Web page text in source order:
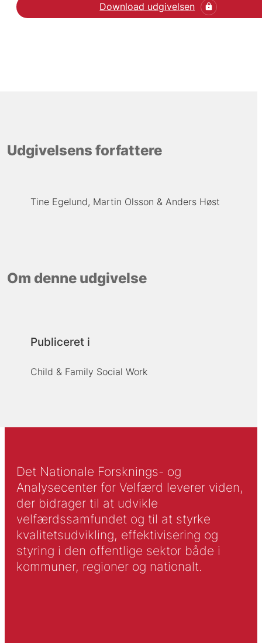
Download udgivelsen
Udgivelsens forfattere
Tine Egelund Martin Olsson Anders Høst
Om denne udgivelse
Publiceret i
Child & Family Social Work
Det Nationale Forsknings- og
Analysecenter for Velfærd leverer viden,
der bidrager til at udvikle
velfærdssamfundet og til at styrke
kvalitetsudvikling, effektivisering og
styring i den offentlige sektor både i
kommuner, regioner og nationalt.